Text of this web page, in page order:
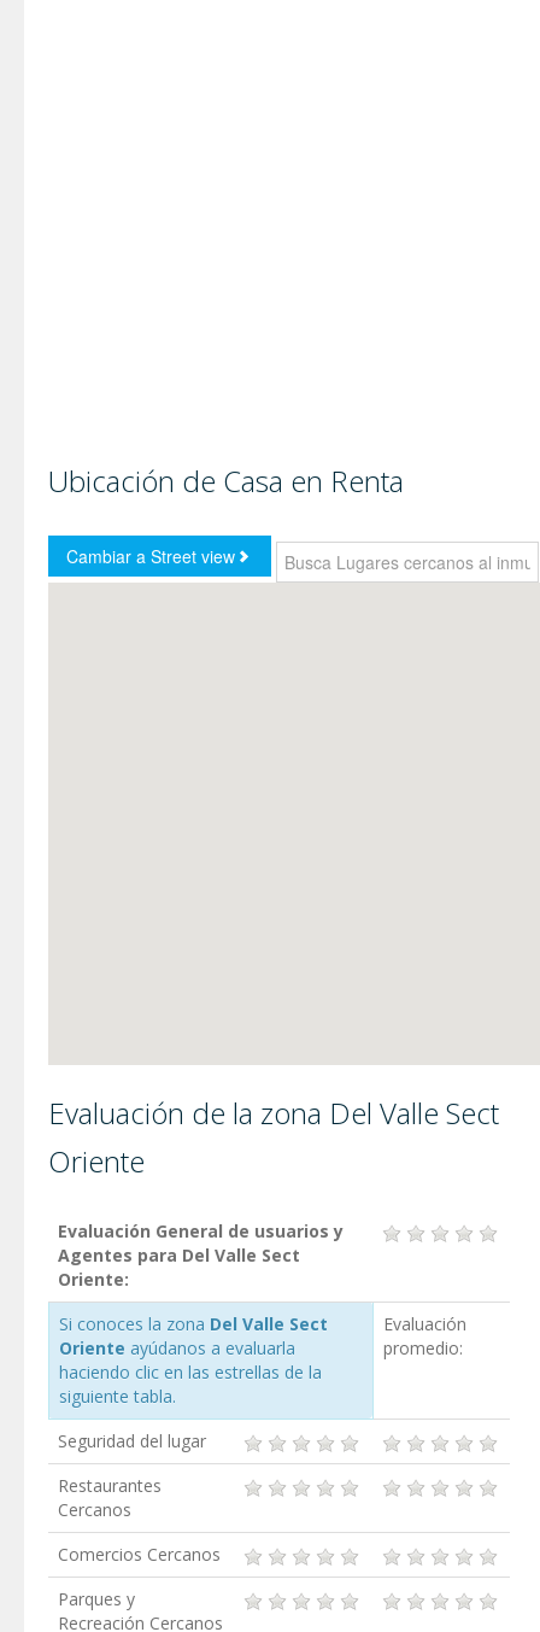
Ubicación de Casa en Renta
Evaluación de la zona Del Valle Sect
Oriente
Evaluación General de usuarios y
Agentes para Del Valle Sect
Oriente:
Si conoces la zona Del Valle Sect
Oriente ayúdanos a evaluarla
haciendo clic en las estrellas de la
siguiente tabla.
Evaluación
promedio:
Seguridad del lugar
Restaurantes
Cercanos
Comercios Cercanos
Parques y
Recreación Cercanos